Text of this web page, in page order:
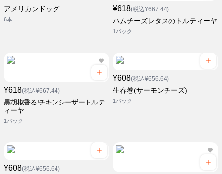
アメリカンドッグ
6本
¥618(税込¥667.44)
ハムチーズレタスのトルティーヤ
1パック
¥618(税込¥667.44)
黒胡椒香る!チキンシーザートルテ
ィーヤ
1パック
¥608(税込¥656.64)
生春巻(サーモンチーズ)
1パック
¥608(税込¥656.64)